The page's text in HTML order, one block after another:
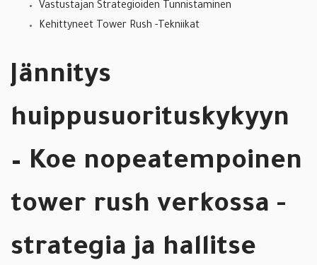
Vastustajan Strategioiden Tunnistaminen
Kehittyneet Tower Rush -Tekniikat
Jännitys
huippusuorituskykyyn
– Koe nopeatempoinen
tower rush verkossa -
strategia ja hallitse